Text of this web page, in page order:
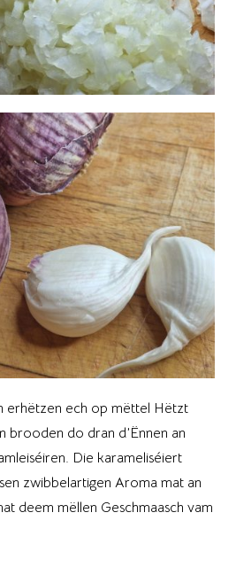
erhëtzen ech op mëttel Hëtzt
brooden do dran d’Ënnen an
Die karameliséiert
zwibbelartigen Aroma mat an
deem mëllen Geschmaasch vam